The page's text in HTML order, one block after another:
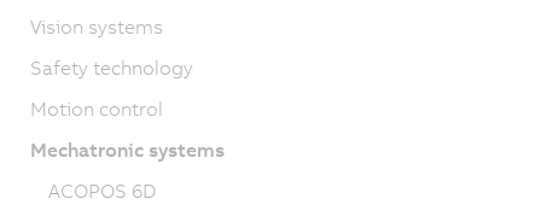
Vision systems
Safety technology
Motion control
Mechatronic systems
ACOPOS 6D